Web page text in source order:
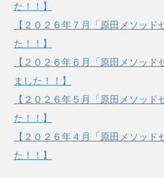
た！！】
【２０２６年７月「原田メソッド
た！！】
【２０２６年６月「原田メソッ
ました！！】
【２０２６年５月「原田メソッド
た！！】
【２０２６年４月「原田メソッド
た！！】